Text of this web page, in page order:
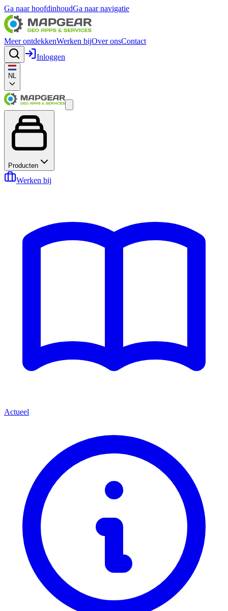
Ga naar hoofdinhoudGa naar navigatie
Meer ontdekkenWerken bijOver onsContact
Inloggen
NL
Producten
Werken bij
Actueel